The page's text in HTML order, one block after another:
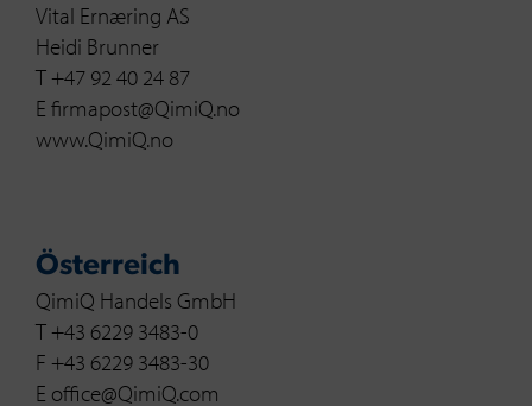
Vital Ernæring AS
Heidi Brunner
T +47 92 40 24 87
E firmapost@QimiQ.no
www.QimiQ.no
Österreich
QimiQ Handels GmbH
T +43 6229 3483-0
F +43 6229 3483-30
E office@QimiQ.com